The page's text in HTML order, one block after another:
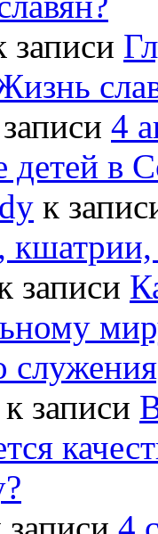
записи
4
детей в
к
записи
к записи